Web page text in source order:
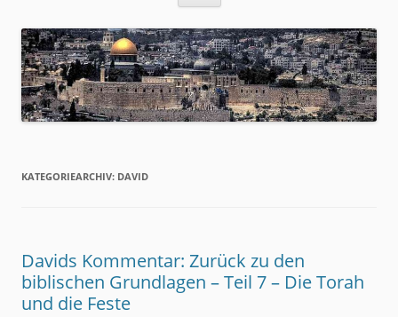
KATEGORIEARCHIV: DAVID
Davids Kommentar: Zurück zu den
biblischen Grundlagen – Teil 7 – Die Torah
und die Feste